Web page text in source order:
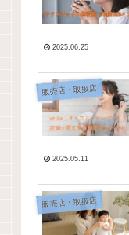
2025.06.25
販売店・取扱店
2025.05.11
販売店・取扱店